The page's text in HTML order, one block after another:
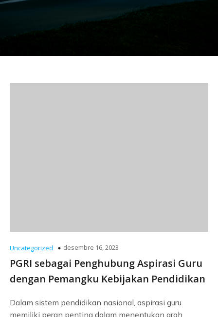
Uncategorized desembre 16, 2023
PGRI sebagai Penghubung Aspirasi Guru
dengan Pemangku Kebijakan Pendidikan
Dalam sistem pendidikan nasional, aspirasi guru
memiliki peran penting dalam menentukan arah